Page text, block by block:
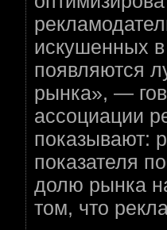
искушенных
появляются
рынка», —
ассоциации
показывают:
показателя
долю рынка
том, что